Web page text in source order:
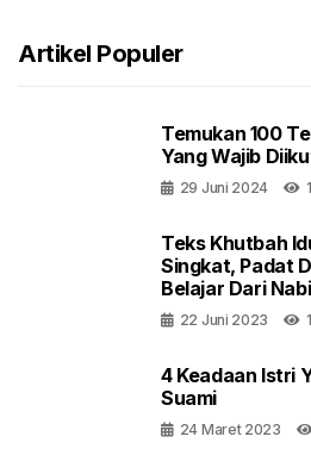
Artikel Populer
Temukan 100
Yang Wajib
29 Juni 2024
Teks Khutbah
Singkat, Padat
Belajar Dari
22 Juni 2023
4 Keadaan Istri
Suami
24 Maret 2023